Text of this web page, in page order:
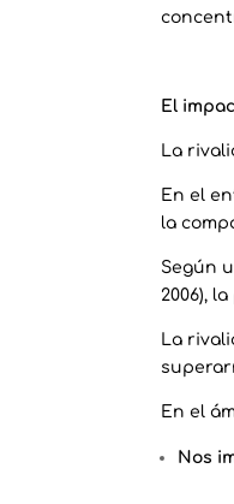
El
La
En el
la
Según
2006),
La
En el
Nos